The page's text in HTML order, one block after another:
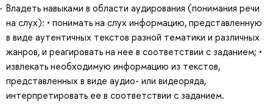
Владеть навыками в области аудирования (понимания речи
на слух): • понимать на слух информацию, представленную
в виде аутентичных текстов разной тематики и различных
жанров, и реагировать на нее в соответствии с заданием; •
извлекать необходимую информацию из текстов,
представленных в виде аудио- или видеоряда,
интерпретировать ее в соответствии с заданием.